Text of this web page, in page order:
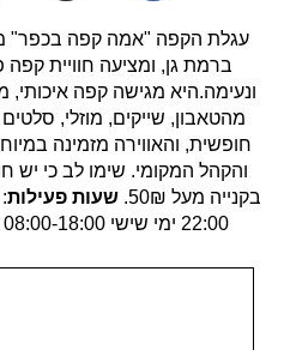
עגלת הקפה "אמה קפה בכפר"
ברמת גן, ומציעה חוויית קפה
ונעימה.היא מגישה קפה איכותי,
מהטאבון, שייקים, מוזלי,
חופשית, והאווירה מזמינה
והקהל המקומי. שימו לב כי יש
בקנייה מעל 50₪.
שעות פעילות
22:00 ימי שישי 08:00-18:00 וימי שבת 08:00-22:00.